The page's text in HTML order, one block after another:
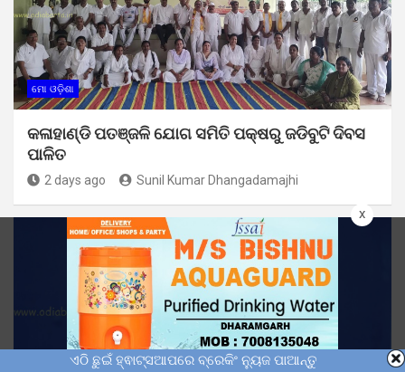
x
ମୋ ଓଡ଼ିଶା
କଳାହାଣ୍ଡି ପତଞ୍ଜଳି ଯୋଗ ସମିତି ପକ୍ଷରୁ ଜଡିବୁଟି ଦିବସ
ପାଳିତ
2 days ago Sunil Kumar Dhangadamajhi
ଏଠି ଛୁଇଁ ହ୍ଵାଟ୍ସଆପରେ ବ୍ରେକିଂ ନ୍ୟୁଜ ପାଆନ୍ତୁ